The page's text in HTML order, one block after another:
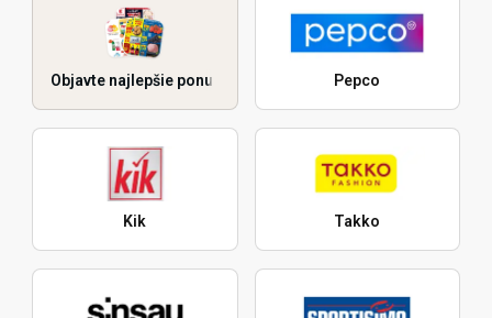
Objavte najlepšie ponuky Pepco
Kik Takko